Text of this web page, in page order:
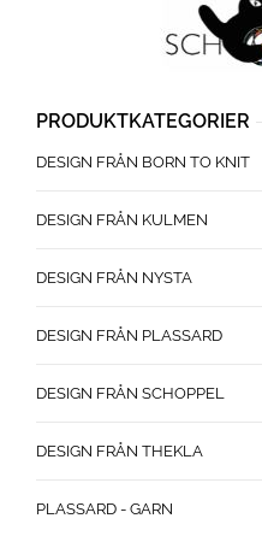
PRODUKTKATEGORIER
DESIGN FRÅN BORN TO KNIT
DESIGN FRÅN KULMEN
DESIGN FRÅN NYSTA
DESIGN FRÅN PLASSARD
DESIGN FRÅN SCHOPPEL
DESIGN FRÅN THEKLA
PLASSARD - GARN